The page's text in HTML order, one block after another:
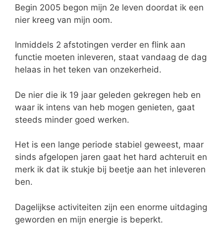
Begin 2005 begon mijn 2e leven doordat ik een
nier kreeg van mijn oom.
Inmiddels 2 afstotingen verder en flink aan
functie moeten inleveren, staat vandaag de dag
helaas in het teken van onzekerheid.
De nier die ik 19 jaar geleden gekregen heb en
waar ik intens van heb mogen genieten, gaat
steeds minder goed werken.
Het is een lange periode stabiel geweest, maar
sinds afgelopen jaren gaat het hard achteruit en
merk ik dat ik stukje bij beetje aan het inleveren
ben.
Dagelijkse activiteiten zijn een enorme uitdaging
geworden en mijn energie is beperkt.